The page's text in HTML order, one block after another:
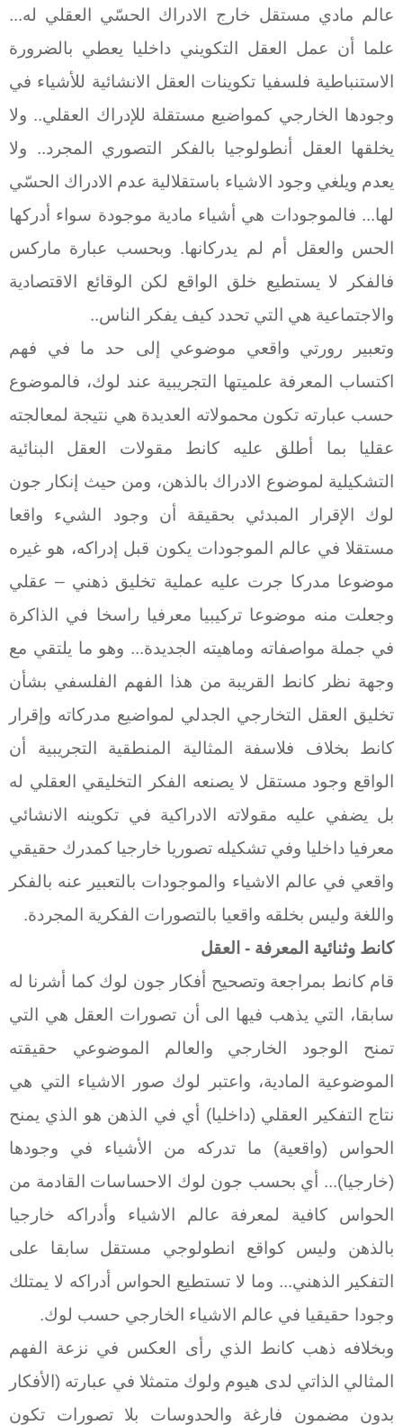
عالم مادي مستقل خارج الادراك الحسّي العقلي له...
علما أن عمل العقل التكويني داخليا يعطي بالضرورة
الاستنباطية فلسفيا تكوينات العقل الانشائية للأشياء في
وجودها الخارجي كمواضيع مستقلة للإدراك العقلي.. ولا
يخلقها العقل أنطولوجيا بالفكر التصوري المجرد.. ولا
يعدم ويلغي وجود الاشياء باستقلالية عدم الادراك الحسّي
لها... فالموجودات هي أشياء مادية موجودة سواء أدركها
الحس والعقل أم لم يدركانها. وبحسب عبارة ماركس
فالفكر لا يستطيع خلق الواقع لكن الوقائع الاقتصادية
والاجتماعية هي التي تحدد كيف يفكر الناس..
وتعبير رورتي واقعي موضوعي إلى حد ما في فهم
اكتساب المعرفة علميتها التجريبية عند لوك، فالموضوع
حسب عبارته تكون محمولاته العديدة هي نتيجة لمعالجته
عقليا بما أطلق عليه كانط مقولات العقل البنائية
التشكيلية لموضوع الادراك بالذهن، ومن حيث إنكار جون
لوك الإقرار المبدئي بحقيقة أن وجود الشيء واقعا
مستقلا في عالم الموجودات يكون قبل إدراكه، هو غيره
موضوعا مدركا جرت عليه عملية تخليق ذهني – عقلي
وجعلت منه موضوعا تركيبيا معرفيا راسخا في الذاكرة
في جملة مواصفاته وماهيته الجديدة... وهو ما يلتقي مع
وجهة نظر كانط القريبة من هذا الفهم الفلسفي بشأن
تخليق العقل التخارجي الجدلي لمواضيع مدركاته وإقرار
كانط بخلاف فلاسفة المثالية المنطقية التجريبية أن
الواقع وجود مستقل لا يصنعه الفكر التخليقي العقلي له
بل يضفي عليه مقولاته الادراكية في تكوينه الانشائي
معرفيا داخليا وفي تشكيله تصوريا خارجيا كمدرك حقيقي
واقعي في عالم الاشياء والموجودات بالتعبير عنه بالفكر
واللغة وليس بخلقه واقعيا بالتصورات الفكرية المجردة.
كانط وثنائية المعرفة - العقل
قام كانط بمراجعة وتصحيح أفكار جون لوك كما أشرنا له
سابقا، التي يذهب فيها الى أن تصورات العقل هي التي
تمنح الوجود الخارجي والعالم الموضوعي حقيقته
الموضوعية المادية، واعتبر لوك صور الاشياء التي هي
نتاج التفكير العقلي (داخليا) أي في الذهن هو الذي يمنح
الحواس (واقعية) ما تدركه من الأشياء في وجودها
(خارجيا)... أي بحسب جون لوك الاحساسات القادمة من
الحواس كافية لمعرفة عالم الاشياء وأدراكه خارجيا
بالذهن وليس كواقع انطولوجي مستقل سابقا على
التفكير الذهني... وما لا تستطيع الحواس أدراكه لا يمتلك
وجودا حقيقيا في عالم الاشياء الخارجي حسب لوك.
وبخلافه ذهب كانط الذي رأى العكس في نزعة الفهم
المثالي الذاتي لدى هيوم ولوك متمثلا في عبارته (الأفكار
بدون مضمون فارغة والحدوسات بلا تصورات تكون